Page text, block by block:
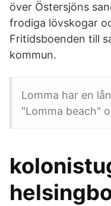
över Östersjöns
frodiga lövskogar
Fritidsboenden till
kommun.
Lomma har en
"Lomma beach"